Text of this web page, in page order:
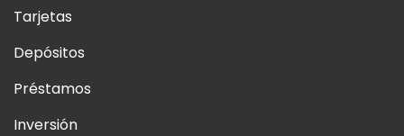
Tarjetas
Depósitos
Préstamos
Inversión